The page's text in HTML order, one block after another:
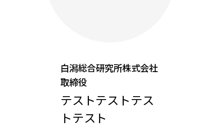
白潟総合研究所株式会社
取締役
テストテストテス
トテスト